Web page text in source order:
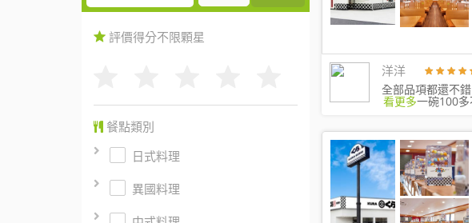
評價得分不限顆星
餐點類別
日式料理
異國料理
洋洋
全部品項都還不
一碗100
看更多